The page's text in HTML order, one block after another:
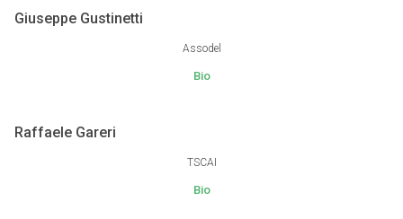
Giuseppe Gustinetti
Assodel
Bio
Raffaele Gareri
TSCAI
Bio